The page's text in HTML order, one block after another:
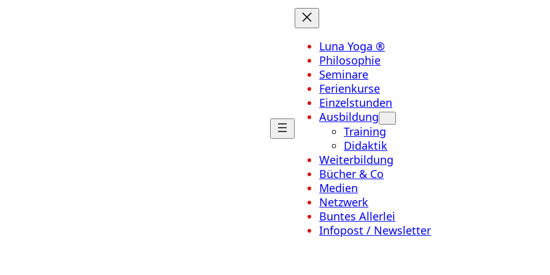
Luna Yoga ®
Philosophie
Seminare
Ferienkurse
Einzelstunden
Ausbildung
Training
Didaktik
Weiterbildung
Bücher & Co
Medien
Netzwerk
Buntes Allerlei
Infopost / Newsletter